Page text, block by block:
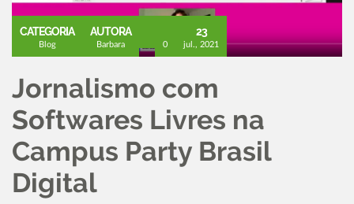
CATEGORIA
Blog
AUTORA
Barbara 0
23
jul., 2021
Jornalismo com
Softwares Livres na
Campus Party Brasil
Digital